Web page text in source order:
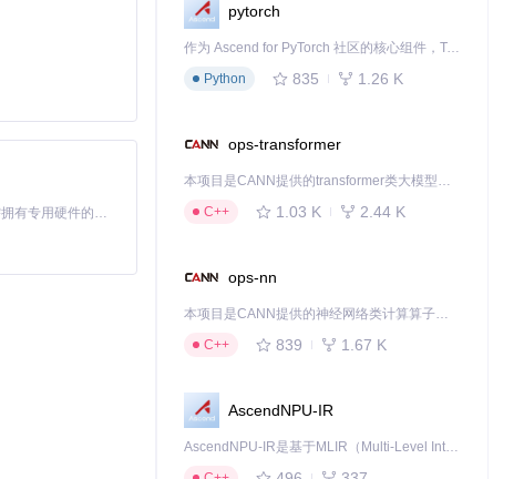
基于Python的Xiaozhi AI，适用于想要完整Xiaozhi体验而无需拥有专用硬件的用户。
pytorch
作为 Ascend for PyTorch 社区的核心组件，TorchNPU 是昇腾专为 PyTorch 打造的深度学习适配插件，使 PyTorch 框架能够直接调用昇腾 NPU，为开发者提供昇腾 AI 处理器的超强算力。
Python
835 1.26 K
ops-transformer
本项目是CANN提供的transformer类大模型算子库，实现网络在NPU上加速计算。
C++
1.03 K 2.44 K
ops-nn
本项目是CANN提供的神经网络类计算算子库，实现网络在NPU上加速计算。
C++
839 1.67 K
AscendNPU-IR
AscendNPU-IR是基于MLIR（Multi-Level Intermediate Representation）构建的，面向昇腾亲和算子编译时使用的中间表示，提供昇腾完备表达能力，通过编译优化提升昇腾AI处理器计算效率，支持通过生态框架使能昇腾AI处理器与深度调优